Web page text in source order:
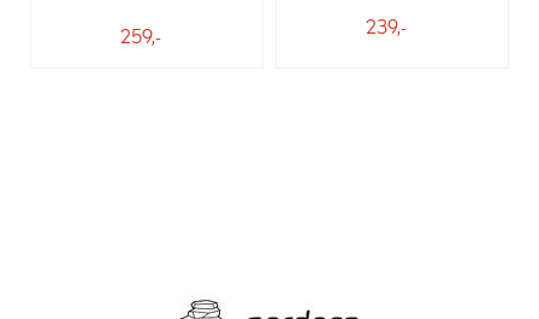
259,- 239,-